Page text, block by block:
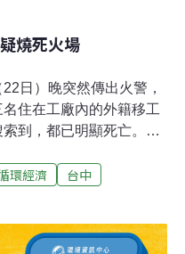
燒死火場
日）晚突然傳出火警，
住在工廠內的外籍移工
到，都已明顯死亡。據
假日工廠未作業，但在
廠發生火警，經出動大
火勢在晚上7時06分，7時
環經濟
台中